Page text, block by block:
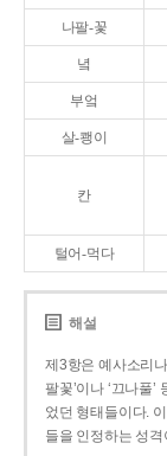
나팔-꽃
녘
부엌
살-쾡이
칸
털어-먹다
해설
제3항은 예사소리
팔꽃’이나 ‘끄나풀
었던 형태들이다.
들을 인정하는 성격